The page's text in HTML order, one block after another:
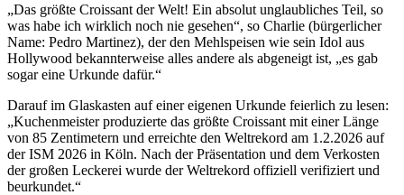
„Das größte Croissant der Welt! Ein absolut unglaubliches Teil, so
was habe ich wirklich noch nie gesehen“, so Charlie (bürgerlicher
Name: Pedro Martinez), der den Mehlspeisen wie sein Idol aus
Hollywood bekannterweise alles andere als abgeneigt ist, „es gab
sogar eine Urkunde dafür.“
Darauf im Glaskasten auf einer eigenen Urkunde feierlich zu lesen:
„Kuchenmeister produzierte das größte Croissant mit einer Länge
von 85 Zentimetern und erreichte den Weltrekord am 1.2.2026 auf
der ISM 2026 in Köln. Nach der Präsentation und dem Verkosten
der großen Leckerei wurde der Weltrekord offiziell verifiziert und
beurkundet.“